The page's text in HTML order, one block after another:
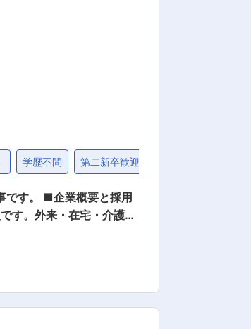
。同社はヴェオリアグ
という基本理念を基
学歴不問 第二新卒歓迎
す。外来・在宅・介護ま
ニック運営に欠かせな